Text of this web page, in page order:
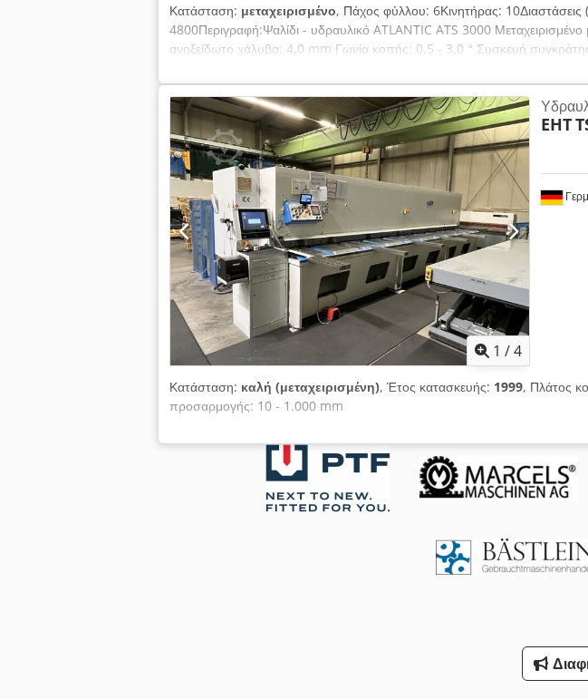
Κατάσταση: μεταχειρισμένο, Πάχος φύλλου: 6Κινητήρας:
4800Περιγραφή:Ψαλίδι - υδραυλικό ATLANTIC ATS 3000
ανοξείδωτο χάλυβα: 4,0 mm Γωνία κοπής: 0,5 - 3,0 ° Συσκευή
max. 750 mm Έλεγχος: conv. Ισχύς κινητήρα: 10,0 kW Βάρος: 4800
Εξοπλισμός: Crjdju Uwyyopfx Aafjf - Πλάκα: ηλεκτροϋδραυλική /
χειρισμός - με ηλεκτροϋδραυλική ρύθμιση της γωνίας κοπής - με
750 mm - με αναλογική ένδειξη θέσης + χειροτροχός για λεπτή
Μπροστινό προστατευτικό δακτύλων/εμπλοκής - 2x μπροστινό
1 /4
EHT
Κατάσταση: καλή (μεταχειρισμένη), Έτος κατασκευής: 1999, Πλάτος
προσαρμογής: 10 - 1.000 mm